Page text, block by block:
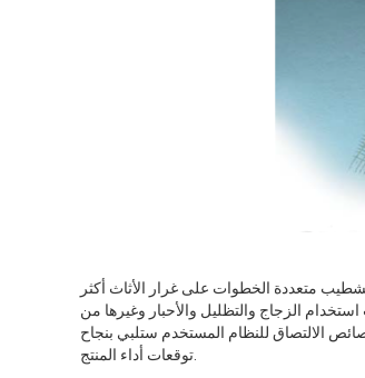
متعددة الخطوات على غرار الأثاث أكثر
الزجاج والتظليل والأحبار وغيرها من
الالتصاق للنظام المستخدم ستلبي بنجاح